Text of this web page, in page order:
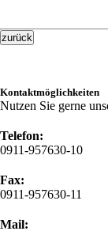
zurück
Kontaktmöglichkeiten
Nutzen Sie gerne
Telefon:
0911-957630-10
Fax:
0911-957630-11
Mail: